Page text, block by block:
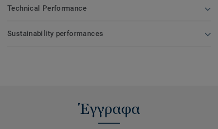
Technical Performance
Sustainability performances
Έγγραφα